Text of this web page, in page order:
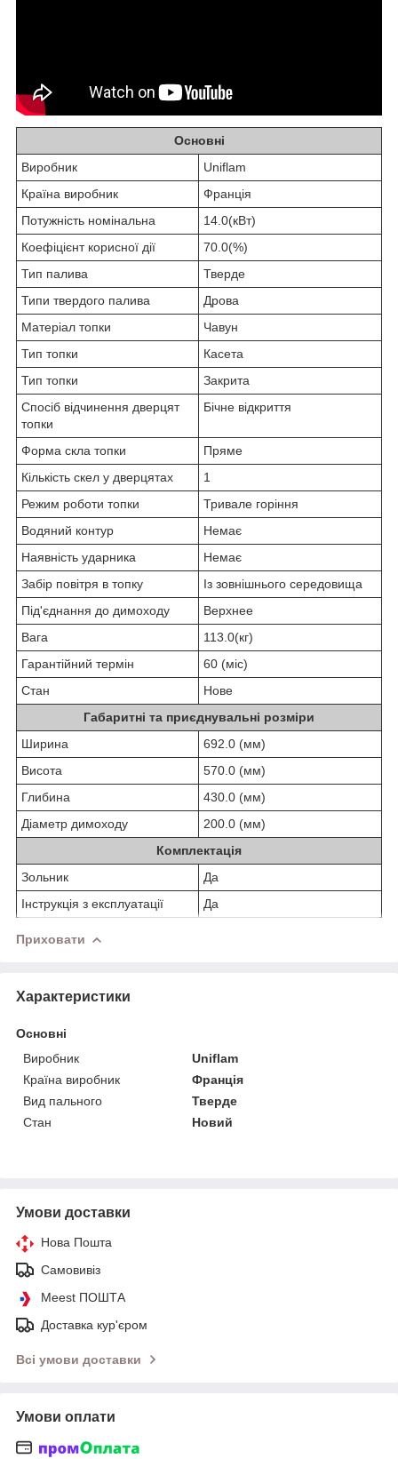
Основні
Виробник
Uniflam
Країна виробник
Франція
Потужність номінальна
14.0(кВт)
Коефіцієнт корисної дії
70.0(%)
Тип палива
Тверде
Типи твердого палива
Дрова
Матеріал топки
Чавун
Тип топки
Касета
Тип топки
Закрита
Спосіб відчинення дверцят
топки
Бічне відкриття
Форма скла топки
Пряме
Кількість скел у дверцятах
1
Режим роботи топки
Тривале горіння
Водяний контур
Немає
Наявність ударника
Немає
Забір повітря в топку
Із зовнішнього середовища
Під'єднання до димоходу
Верхнее
Вага
113.0(кг)
Гарантійний термін
60 (міс)
Стан
Нове
Габаритні та приєднувальні розміри
Ширина
692.0 (мм)
Висота
570.0 (мм)
Глибина
430.0 (мм)
Діаметр димоходу
200.0 (мм)
Комплектація
Зольник
Да
Інструкція з експлуатації
Да
Приховати
Характеристики
Основні
Виробник
Uniflam
Країна виробник
Франція
Вид пального
Тверде
Стан
Новий
Умови доставки
Нова Пошта
Самовивіз
Meest ПОШТА
Доставка кур'єром
Всі умови доставки
Умови оплати